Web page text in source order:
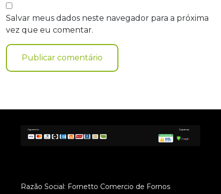
Salvar meus dados neste navegador para a próxima
vez que eu comentar.
Razão Social: Fornetto Comercio de Fornos